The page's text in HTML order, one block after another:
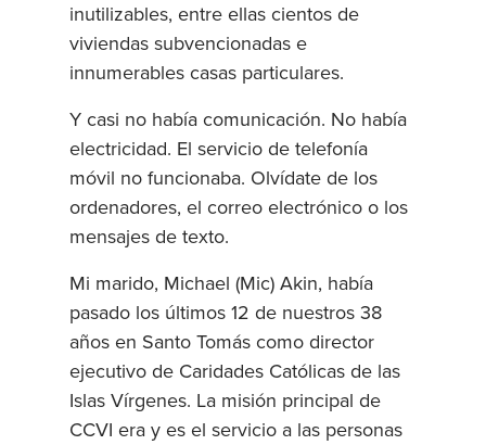
inutilizables, entre ellas cientos de
viviendas subvencionadas e
innumerables casas particulares.
Y casi no había comunicación. No había
electricidad. El servicio de telefonía
móvil no funcionaba. Olvídate de los
ordenadores, el correo electrónico o los
mensajes de texto.
Mi marido, Michael (Mic) Akin, había
pasado los últimos 12 de nuestros 38
años en Santo Tomás como director
ejecutivo de Caridades Católicas de las
Islas Vírgenes. La misión principal de
CCVI era y es el servicio a las personas